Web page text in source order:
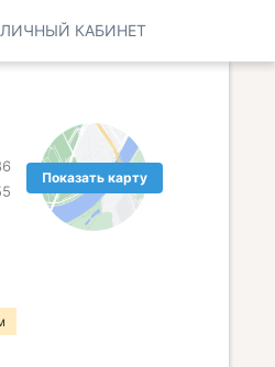
ЛИЧНЫЙ КАБИНЕТ
Показать карту